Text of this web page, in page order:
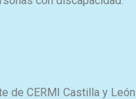
de CERMI Castilla y León